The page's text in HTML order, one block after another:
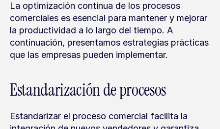
La optimización continua de los procesos
comerciales es esencial para mantener y mejorar
la productividad a lo largo del tiempo. A
continuación, presentamos estrategias prácticas
que las empresas pueden implementar.
Estandarización de procesos
Estandarizar el proceso comercial facilita la